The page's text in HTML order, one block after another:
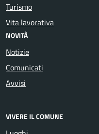
Turismo
Vita lavorativa
NOVITÀ
Notizie
Comunicati
Avvisi
VIVERE IL COMUNE